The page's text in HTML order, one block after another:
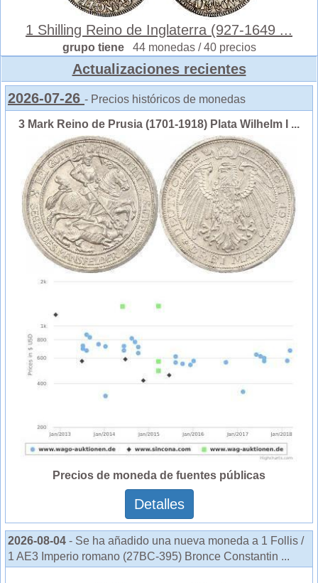
1 Shilling Reino de Inglaterra (927-1649 ...
grupo tiene 44 monedas / 40 precios
Actualizaciones recientes
2026-07-26 - Precios históricos de monedas
3 Mark Reino de Prusia (1701-1918) Plata Wilhelm I ...
Precios de moneda de fuentes públicas
Detalles
2026-08-04 - Se ha añadido una nueva moneda a 1 Follis /
1 AE3 Imperio romano (27BC-395) Bronce Constantin ...